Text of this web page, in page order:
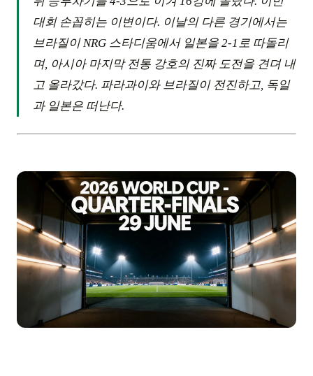
대회 손꼽히는 이변이다. 이날의 다른 경기에서는
브라질이 NRG 스타디움에서 일본을 2-1로 따돌리
며, 아시아 마지막 전통 강호의 진짜 도전을 견뎌 내
고 올라갔다. 파라과이와 브라질이 전진하고, 독일
과 일본은 떠난다.